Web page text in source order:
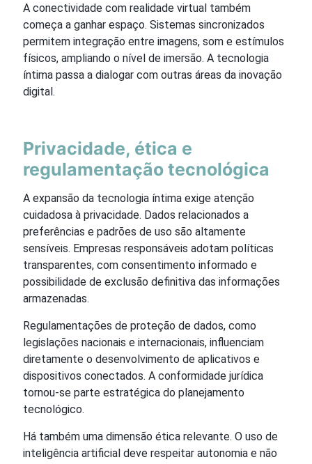
A conectividade com realidade virtual também
começa a ganhar espaço. Sistemas sincronizados
permitem integração entre imagens, som e estímulos
físicos, ampliando o nível de imersão. A tecnologia
íntima passa a dialogar com outras áreas da inovação
digital.
Privacidade, ética e
regulamentação tecnológica
A expansão da tecnologia íntima exige atenção
cuidadosa à privacidade. Dados relacionados a
preferências e padrões de uso são altamente
sensíveis. Empresas responsáveis adotam políticas
transparentes, com consentimento informado e
possibilidade de exclusão definitiva das informações
armazenadas.
Regulamentações de proteção de dados, como
legislações nacionais e internacionais, influenciam
diretamente o desenvolvimento de aplicativos e
dispositivos conectados. A conformidade jurídica
tornou-se parte estratégica do planejamento
tecnológico.
Há também uma dimensão ética relevante. O uso de
inteligência artificial deve respeitar autonomia e não